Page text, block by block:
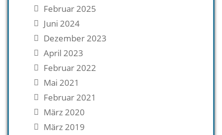
Februar 2025
Juni 2024
Dezember 2023
April 2023
Februar 2022
Mai 2021
Februar 2021
März 2020
März 2019